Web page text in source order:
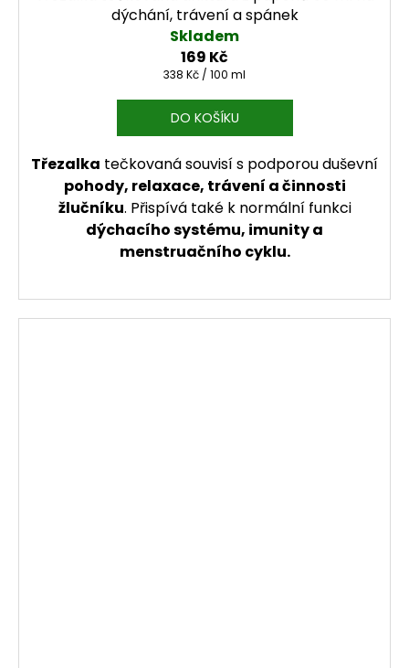
dýchání, trávení a spánek
Skladem
169 Kč
Měrná cena:
338 Kč / 100 ml
DO KOŠÍKU
Třezalka tečkovaná souvisí s podporou duševní
pohody, relaxace, trávení a činnosti
žlučníku. Přispívá také k normální funkci
dýchacího systému, imunity a
menstruačního cyklu.